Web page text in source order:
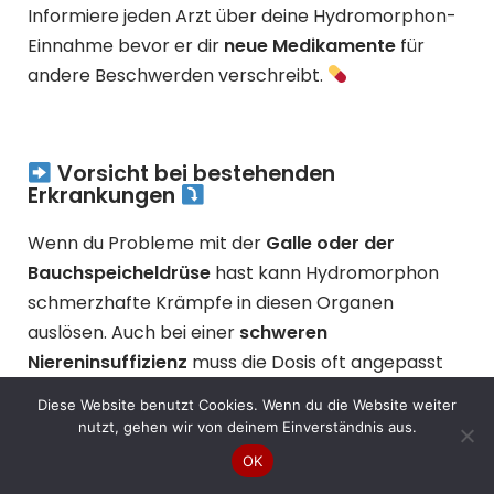
Informiere jeden Arzt über deine Hydromorphon-
Einnahme bevor er dir neue Medikamente für
andere Beschwerden verschreibt.
Vorsicht bei bestehenden
Erkrankungen
Wenn du Probleme mit der Galle oder der
Bauchspeicheldrüse hast kann Hydromorphon
schmerzhafte Krämpfe in diesen Organen
auslösen. Auch bei einer schweren
Niereninsuffizienz muss die Dosis oft angepasst
verbleibt.
Kopfverletzung
Diese Website benutzt Cookies. Wenn du die Website weiter
nutzt, gehen wir von deinem Einverständnis aus.
OK